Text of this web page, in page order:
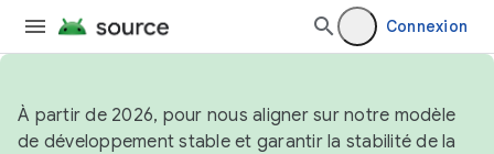
Connexion
À partir de 2026, pour nous aligner sur notre modèle
de développement stable et garantir la stabilité de la